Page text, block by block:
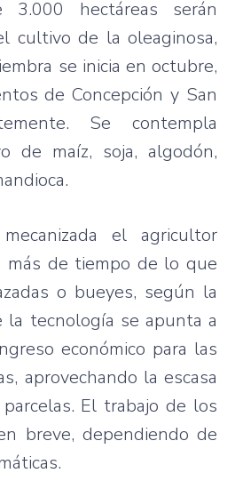
3.000 hectáreas serán
cultivo de la oleaginosa,
se inicia en octubre,
de Concepción y San
Se contempla
de maíz, soja, algodón,
el agricultor
más de tiempo de lo que
o bueyes, según la
la tecnología se apunta a
económico para las
aprovechando la escasa
El trabajo de los
breve, dependiendo de